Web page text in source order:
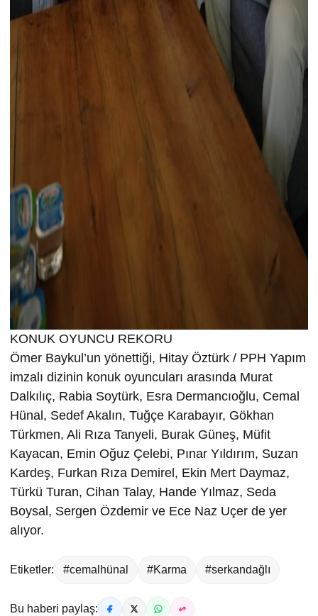
KONUK OYUNCU REKORU
Ömer Baykul’un yönettiği, Hitay Öztürk / PPH Yapım
imzalı dizinin konuk oyuncuları arasında Murat
Dalkılıç, Rabia Soytürk, Esra Dermancıoğlu, Cemal
Hünal, Sedef Akalın, Tuğçe Karabayır, Gökhan
Türkmen, Ali Rıza Tanyeli, Burak Güneş, Müfit
Kayacan, Emin Oğuz Çelebi, Pınar Yıldırım, Suzan
Kardeş, Furkan Rıza Demirel, Ekin Mert Daymaz,
Türkü Turan, Cihan Talay, Hande Yılmaz, Seda
Boysal, Sergen Özdemir ve Ece Naz Uçer de yer
alıyor.
Etiketler: #cemalhünal #Karma #serkandağlı
Bu haberi paylaş: